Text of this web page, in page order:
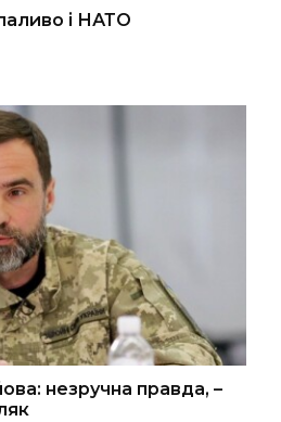
і НАТО
незручна правда, –